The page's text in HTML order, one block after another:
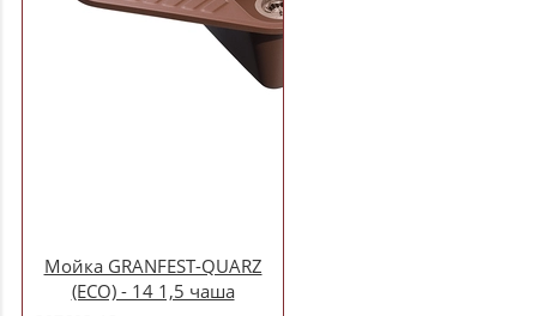
Мойка GRANFEST-QUARZ
(ECO) - 14 1,5 чаша